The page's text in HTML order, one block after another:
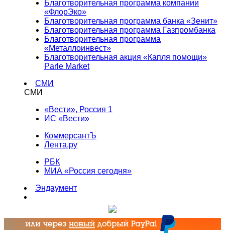
Благотворительная программа компании
«ФлорЭко»
Благотворительная программа банка «Зенит»
Благотворительная программа Газпромбанка
Благотворительная программа
«Металлоинвест»
Благотворительная акция «Капля помощи»
Parle Market
СМИ
СМИ
«Вести», Россия 1
ИС «Вести»
КоммерсантЪ
Лента.ру
РБК
МИА «Россия сегодня»
Эндаумент